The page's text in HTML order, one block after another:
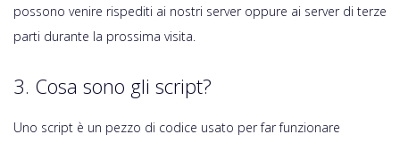
possono venire rispediti ai nostri server oppure ai server di terze
parti durante la prossima visita.
3. Cosa sono gli script?
Uno script è un pezzo di codice usato per far funzionare